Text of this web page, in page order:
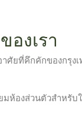
องเรา
ศัยที่คึกคักของกรุง
มห้องส่วนตัวสำหรั